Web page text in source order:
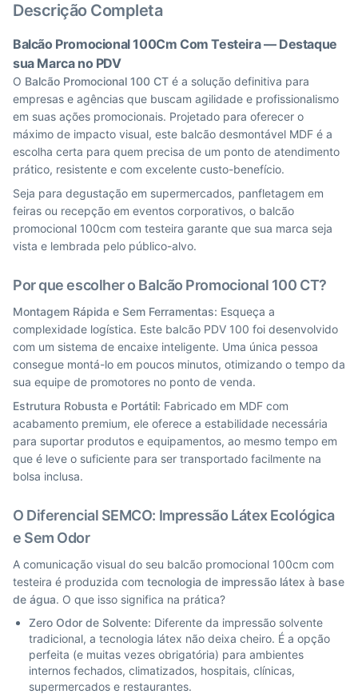
Descrição Completa
Balcão Promocional 100Cm Com Testeira — Destaque
sua Marca no PDV
O Balcão Promocional 100 CT é a solução definitiva para
empresas e agências que buscam agilidade e profissionalismo
em suas ações promocionais. Projetado para oferecer o
máximo de impacto visual, este balcão desmontável MDF é a
escolha certa para quem precisa de um ponto de atendimento
prático, resistente e com excelente custo-benefício.
Seja para degustação em supermercados, panfletagem em
feiras ou recepção em eventos corporativos, o balcão
promocional 100cm com testeira garante que sua marca seja
vista e lembrada pelo público-alvo.
Por que escolher o Balcão Promocional 100 CT?
Montagem Rápida e Sem Ferramentas: Esqueça a
complexidade logística. Este balcão PDV 100 foi desenvolvido
com um sistema de encaixe inteligente. Uma única pessoa
consegue montá-lo em poucos minutos, otimizando o tempo da
sua equipe de promotores no ponto de venda.
Estrutura Robusta e Portátil: Fabricado em MDF com
acabamento premium, ele oferece a estabilidade necessária
para suportar produtos e equipamentos, ao mesmo tempo em
que é leve o suficiente para ser transportado facilmente na
bolsa inclusa.
O Diferencial SEMCO: Impressão Látex Ecológica
e Sem Odor
A comunicação visual do seu balcão promocional 100cm com
testeira é produzida com tecnologia de impressão látex à base
de água. O que isso significa na prática?
Zero Odor de Solvente: Diferente da impressão solvente
tradicional, a tecnologia látex não deixa cheiro. É a opção
perfeita (e muitas vezes obrigatória) para ambientes
internos fechados, climatizados, hospitais, clínicas,
supermercados e restaurantes.